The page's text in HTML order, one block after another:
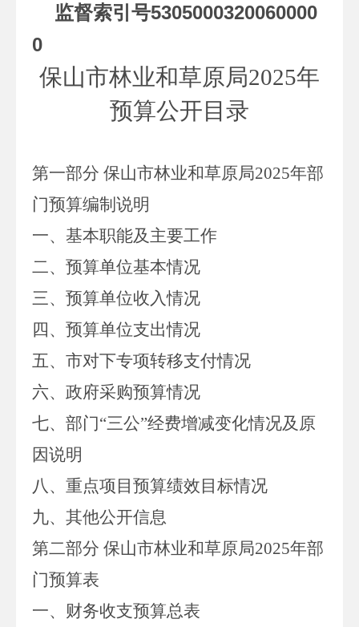
监督索引号5305000320060000
0
保山市林业和草原局2025年
预算公开目录
第一部分 保山市林业和草原局2025年部
门预算编制说明
一、基本职能及主要工作
二、预算单位基本情况
三、预算单位收入情况
四、 预算单位支出情况
五、 市对下专项转移支付情况
六、 政府采购预算情况
七、部门“三公”经费增减变化情况及原
因说明
八、重点项目预算绩效目标情况
九、其他公开信息
第二部分 保山市林业和草原局2025年部
门预算表
一、 财务收支预算总表